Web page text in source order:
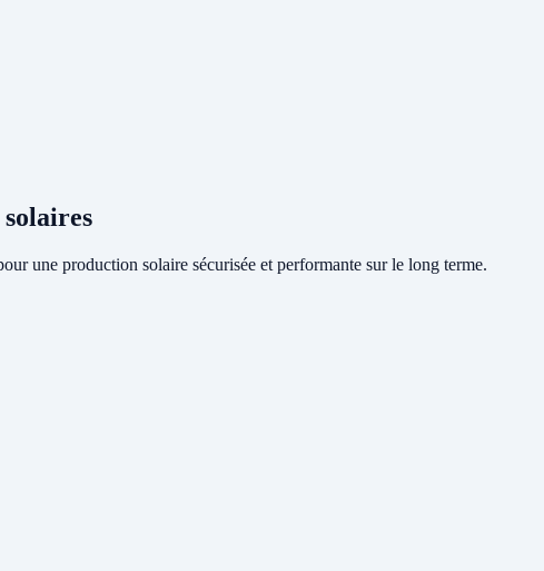
une production solaire sécurisée et performante sur le long terme.